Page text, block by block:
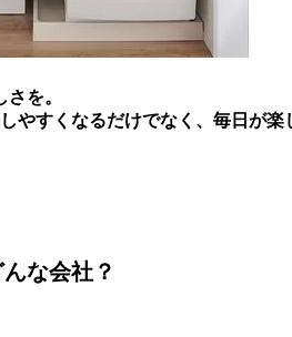
を。
やすくなるだけでなく、 毎日が楽
な会社？